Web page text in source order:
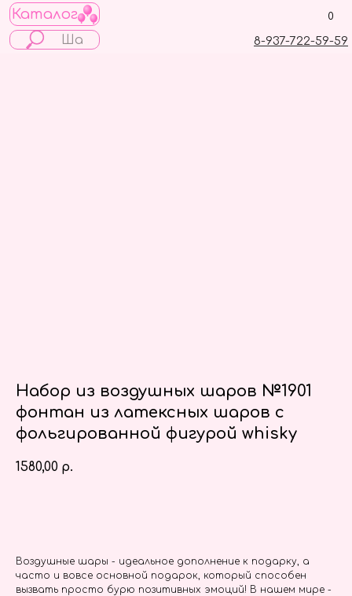
Каталог
8-937-722-59-59
0
Набор из воздушных шаров №1901
фонтан из латексных шаров с
фольгированной фигурой whisky
1580,00 р.
Воздушные шары - идеальное дополнение к подарку, а
часто и вовсе основной подарок, который способен
вызвать просто бурю позитивных эмоций! В нашем мире -